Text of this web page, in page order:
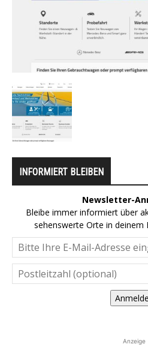
INFORMIERT BLEIBEN
Newsletter-
Bleibe immer informiert über
sehenswerte Orte in deinem
Anzeige